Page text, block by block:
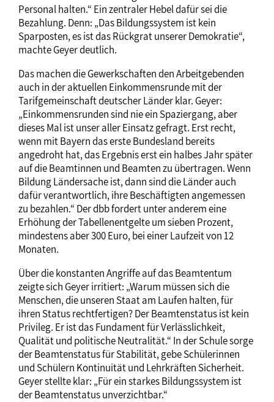
Personal halten.“ Ein zentraler Hebel dafür sei die
Bezahlung. Denn: „Das Bildungssystem ist kein
Sparposten, es ist das Rückgrat unserer Demokratie“,
machte Geyer deutlich.
Das machen die Gewerkschaften den Arbeitgebenden
auch in der aktuellen Einkommensrunde mit der
Tarifgemeinschaft deutscher Länder klar. Geyer:
„Einkommensrunden sind nie ein Spaziergang, aber
dieses Mal ist unser aller Einsatz gefragt. Erst recht,
wenn mit Bayern das erste Bundesland bereits
angedroht hat, das Ergebnis erst ein halbes Jahr später
auf die Beamtinnen und Beamten zu übertragen. Wenn
Bildung Ländersache ist, dann sind die Länder auch
dafür verantwortlich, ihre Beschäftigten angemessen
zu bezahlen.“ Der dbb fordert unter anderem eine
Erhöhung der Tabellenentgelte um sieben Prozent,
mindestens aber 300 Euro, bei einer Laufzeit von 12
Monaten.
Über die konstanten Angriffe auf das Beamtentum
zeigte sich Geyer irritiert: „Warum müssen sich die
Menschen, die unseren Staat am Laufen halten, für
ihren Status rechtfertigen? Der Beamtenstatus ist kein
Privileg. Er ist das Fundament für Verlässlichkeit,
Qualität und politische Neutralität.“ In der Schule sorge
der Beamtenstatus für Stabilität, gebe Schülerinnen
und Schülern Kontinuität und Lehrkräften Sicherheit.
Geyer stellte klar: „Für ein starkes Bildungssystem ist
der Beamtenstatus unverzichtbar.“